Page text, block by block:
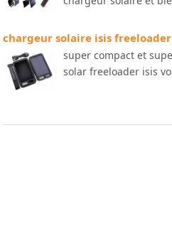
chargeur solaire isis
super compact et
solar freeloader isis